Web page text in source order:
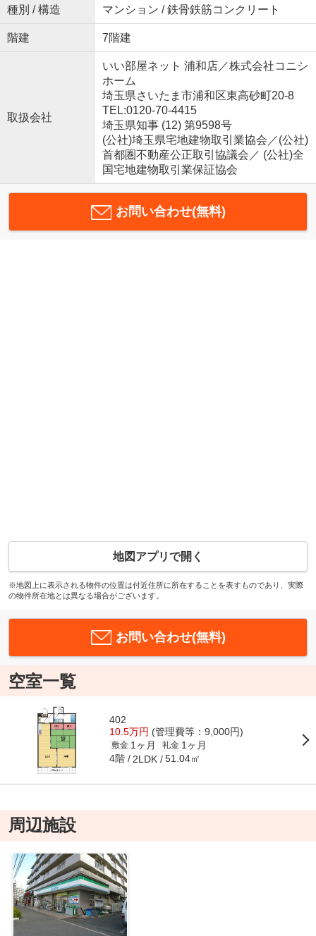
種別 / 構造 マンション / 鉄骨鉄筋コンクリート
階建 7階建
取扱会社
いい部屋ネット 浦和店／株式会社コニシ
ホーム
埼玉県さいたま市浦和区東高砂町20-8
TEL:0120-70-4415
埼玉県知事 (12) 第9598号
(公社)埼玉県宅地建物取引業協会／(公社)
首都圏不動産公正取引協議会／ (公社)全
国宅地建物取引業保証協会
お問い合わせ(無料)
地図アプリで開く
※地図上に表示される物件の位置は付近住所に所在することを表すものであり、実際
の物件所在地とは異なる場合がございます。
お問い合わせ(無料)
空室一覧
402
10.5万円 (管理費等：9,000円)
敷金 1ヶ月 礼金 1ヶ月
4階 2LDK 51.04㎡
周辺施設